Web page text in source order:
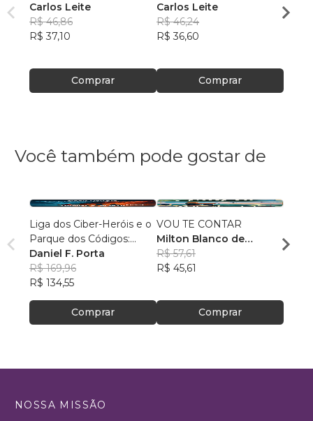
Carlos Leite
R$ 46,86
R$ 37,10
Comprar
Carlos Leite
R$ 46,24
R$ 36,60
Comprar
R$
Você também pode gostar de
Liga dos Ciber-Heróis e o
Parque dos Códigos:
Rumo ao Desconhecido
Daniel F. Porta
R$ 169,96
R$ 134,55
Comprar
VOU TE CONTAR
Milton Blanco de
Abrunhosa Trindade
Filho
R$ 57,61
R$ 45,61
Comprar
R$
NOSSA MISSÃO